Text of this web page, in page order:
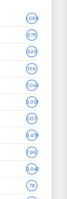
1,089
675
620
106
7,043
3,001
1,137
3,478
7,961
3,042
78